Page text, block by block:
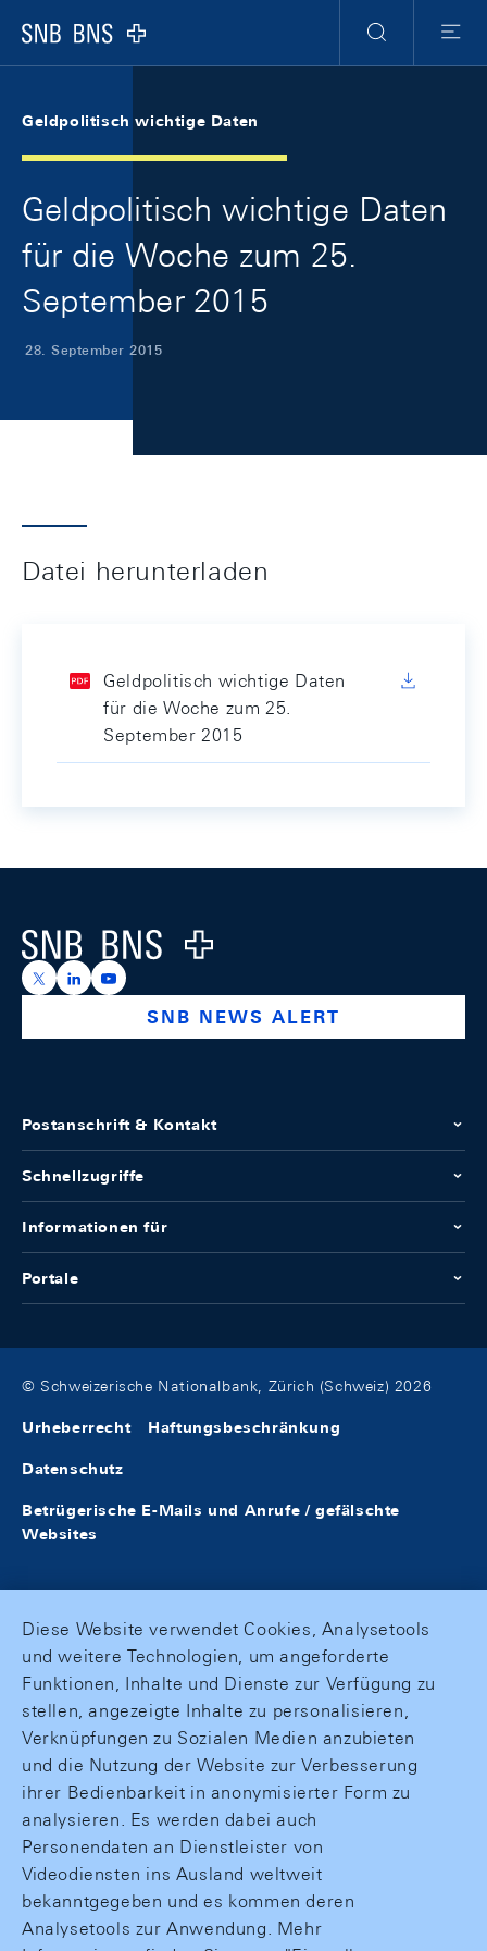
Logo
Suche
Menu
Geldpolitisch wichtige Daten
Geldpolitisch wichtige Daten
für die Woche zum 25.
September 2015
28. September 2015
Datei herunterladen
Geldpolitisch wichtige Daten
für die Woche zum 25.
September 2015
Logo
https://x.com/snb_bns
https://ch.linkedin.com/company/swiss-national-
https://www.youtube.com/@swissnationalbank
SNB NEWS ALERT
Postanschrift & Kontakt
Schnellzugriffe
Informationen für
Portale
© Schweizerische Nationalbank, Zürich (Schweiz) 2026
Urheberrecht Haftungsbeschränkung
Datenschutz
Betrügerische E-Mails und Anrufe / gefälschte
Websites
Diese Website verwendet Cookies, Analysetools
und weitere Technologien, um angeforderte
Funktionen, Inhalte und Dienste zur Verfügung zu
stellen, angezeigte Inhalte zu personalisieren,
Verknüpfungen zu Sozialen Medien anzubieten
und die Nutzung der Website zur Verbesserung
ihrer Bedienbarkeit in anonymisierter Form zu
analysieren. Es werden dabei auch
Personendaten an Dienstleister von
Videodiensten ins Ausland weltweit
bekanntgegeben und es kommen deren
Analysetools zur Anwendung. Mehr